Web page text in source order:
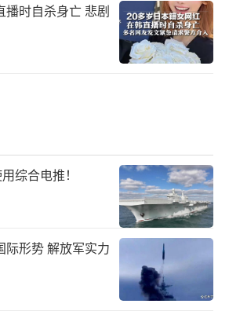
，紧急前出为编队舰艇进行
线、备便补给器材
横一纵补给队形
行补给对接
播时自杀身亡 悲剧
综合电推！
际形势 解放军实力